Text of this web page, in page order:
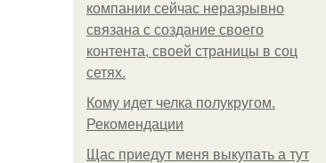
компании сейчас неразрывно
связана с создание своего
контента, своей страницы в соц
сетях.
Кому идет челка полукругом.
Рекомендации
Щас приедут меня выкупать а тут